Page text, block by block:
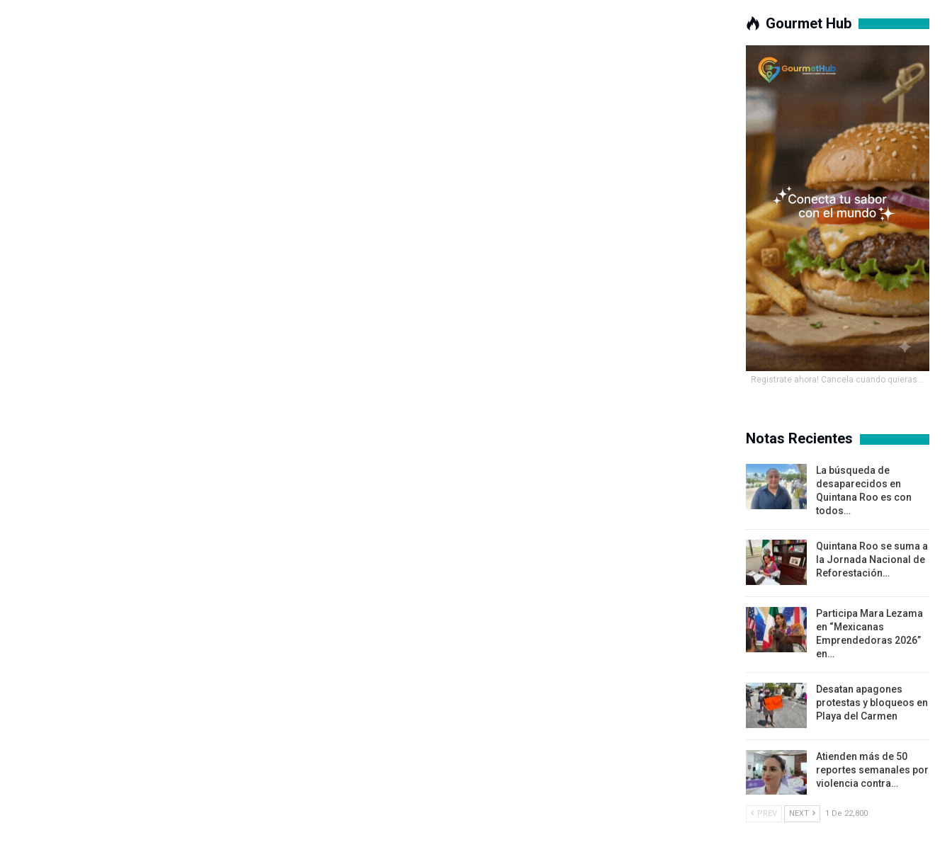
Gourmet Hub
Registrate ahora! Cancela cuando quieras...
Notas Recientes
La búsqueda de
desaparecidos en
Quintana Roo es con
todos…
Quintana Roo se suma a
la Jornada Nacional de
Reforestación…
Participa Mara Lezama
en “Mexicanas
Emprendedoras 2026”
en…
Desatan apagones
protestas y bloqueos en
Playa del Carmen
Atienden más de 50
reportes semanales por
violencia contra…
PREV NEXT 1 De 22,800